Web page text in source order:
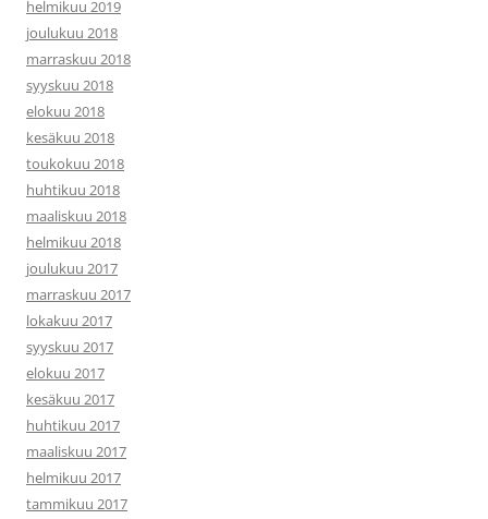
helmikuu 2019
joulukuu 2018
marraskuu 2018
syyskuu 2018
elokuu 2018
kesäkuu 2018
toukokuu 2018
huhtikuu 2018
maaliskuu 2018
helmikuu 2018
joulukuu 2017
marraskuu 2017
lokakuu 2017
syyskuu 2017
elokuu 2017
kesäkuu 2017
huhtikuu 2017
maaliskuu 2017
helmikuu 2017
tammikuu 2017